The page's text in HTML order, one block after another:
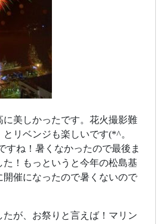
に美しかったです。花火撮影難
リベンジも楽しいです(*^。
すね！暑くなかったので最後ま
た！もっというと今年の松島基
開催になったので暑くないので
が、お祭りと言えば！マリン